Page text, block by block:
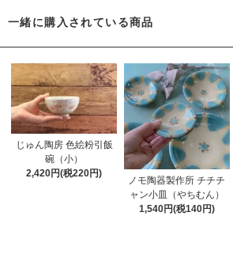
一緒に購入されている商品
じゅん陶房 色絵粉引飯
碗（小）
2,420円(税220円)
ノモ陶器製作所 チチチ
ャン小皿（やちむん）
1,540円(税140円)